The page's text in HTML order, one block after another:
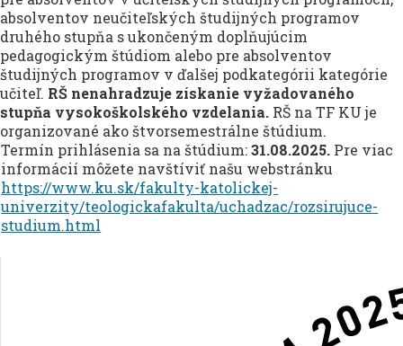
absolventov neučiteľských študijných programov
druhého stupňa s ukončeným doplňujúcim
pedagogickým štúdiom alebo pre absolventov
študijných programov v ďalšej podkategórii kategórie
učiteľ. RŠ nenahradzuje získanie vyžadovaného
stupňa vysokoškolského vzdelania. RŠ na TF KU je
organizované ako štvorsemestrálne štúdium.
Termín prihlásenia sa na štúdium:31.08.2025. Pre viac
informácií môžete navštíviť našu webstránku
https://www.ku.sk/fakulty-katolickej-
univerzity/teologicka­fakulta/uchadzac/rozsirujuce-
studium.html